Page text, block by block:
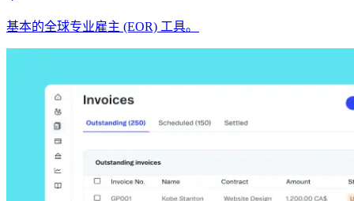
基本的全球专业雇主 (EOR) 工具。​​